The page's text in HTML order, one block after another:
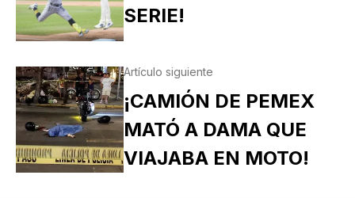
SERIE!
Artículo siguiente
¡CAMIÓN DE PEMEX
MATÓ A DAMA QUE
VIAJABA EN MOTO!